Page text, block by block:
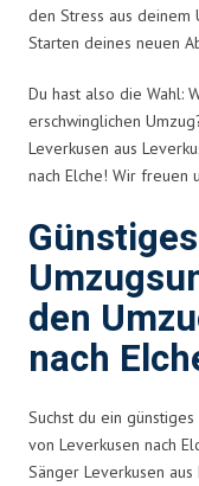
den Stress aus deinem
Starten deines neuen
Du hast also die Wahl:
erschwinglichen
Leverkusen aus
nach Elche! Wir freuen
Günstiges
den
nach
Suchst du ein
von Leverkusen nach
Sänger Leverkusen